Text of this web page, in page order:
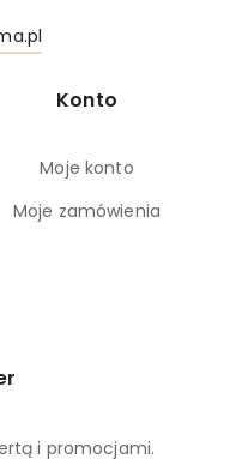
Konto
Moje konto
Moje zamówienia
i promocjami.